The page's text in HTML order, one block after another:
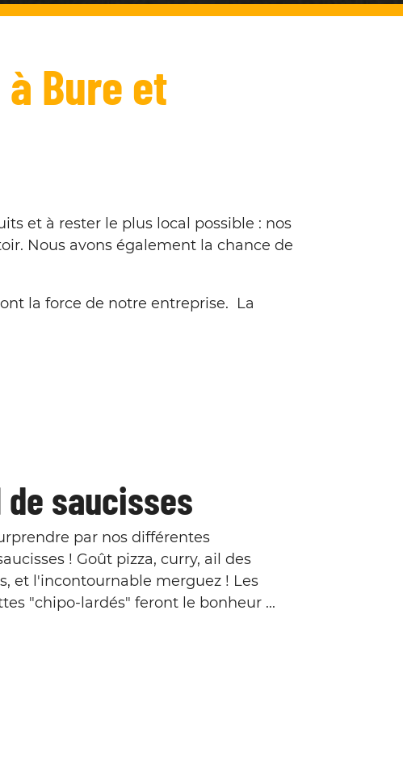
Bure et
et à rester le plus local possible : nos
Nous avons également la chance de
la force de notre entreprise. La
saucisses
par nos différentes
! Goût pizza, curry, ail des
et l'incontournable merguez ! Les
"chipo-lardés" feront le bonheur ...